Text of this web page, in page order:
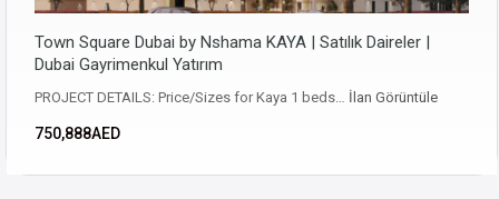
Town Square Dubai by Nshama KAYA | Satılık Daireler |
Dubai Gayrimenkul Yatırım
PROJECT DETAILS: Price/Sizes for Kaya 1 beds… İlan Görüntüle
750,888AED